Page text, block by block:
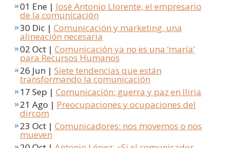
01 Ene | José Antonio Llorente, el empresario
de la comunicación
30 Dic | Comunicación y marketing, una
alineación necesaria
02 Oct | Comunicación ya no es una ‘maría’
para Recursos Humanos
26 Jun | Siete tendencias que están
transformando la comunicación
17 Sep | Comunicación: guerra y paz en Iliria
21 Ago | Preocupaciones y ocupaciones del
dircom
23 Oct | Comunicadores: nos movemos o nos
mueven